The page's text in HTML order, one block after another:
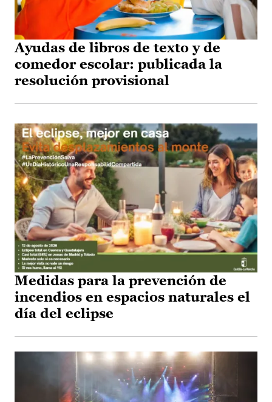
Ayudas de libros de texto y de
comedor escolar: publicada la
resolución provisional
Medidas para la prevención de
incendios en espacios naturales el
día del eclipse